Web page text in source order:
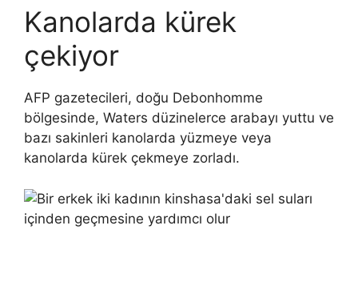
Kanolarda kürek
çekiyor
AFP gazetecileri, doğu Debonhomme
bölgesinde, Waters düzinelerce arabayı yuttu ve
bazı sakinleri kanolarda yüzmeye veya
kanolarda kürek çekmeye zorladı.